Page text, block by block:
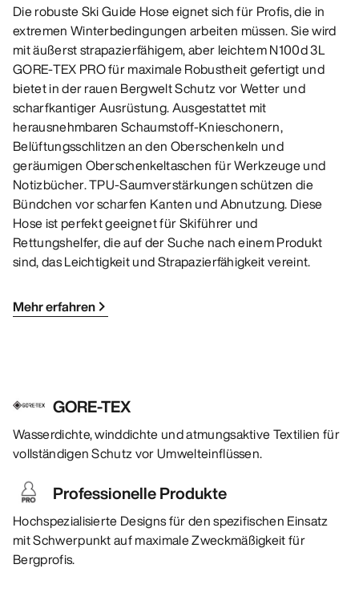
Die robuste Ski Guide Hose eignet sich für Profis, die in
extremen Winterbedingungen arbeiten müssen. Sie wird
mit äußerst strapazierfähigem, aber leichtem N100d 3L
GORE-TEX PRO für maximale Robustheit gefertigt und
bietet in der rauen Bergwelt Schutz vor Wetter und
scharfkantiger Ausrüstung. Ausgestattet mit
herausnehmbaren Schaumstoff-Knieschonern,
Belüftungsschlitzen an den Oberschenkeln und
geräumigen Oberschenkeltaschen für Werkzeuge und
Notizbücher. TPU-Saumverstärkungen schützen die
Bündchen vor scharfen Kanten und Abnutzung. Diese
Hose ist perfekt geeignet für Skiführer und
Rettungshelfer, die auf der Suche nach einem Produkt
sind, das Leichtigkeit und Strapazierfähigkeit vereint.
Mehr erfahren
GORE-TEX
Wasserdichte, winddichte und atmungsaktive Textilien für
vollständigen Schutz vor Umwelteinflüssen.
Professionelle Produkte
Hochspezialisierte Designs für den spezifischen Einsatz
mit Schwerpunkt auf maximale Zweckmäßigkeit für
Bergprofis.